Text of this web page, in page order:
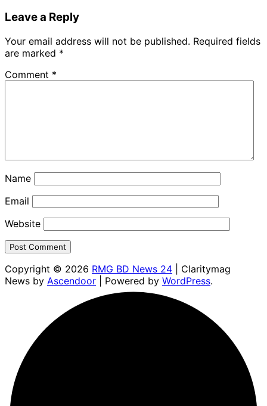
Leave a Reply
Your email address will not be published. Required fields
are marked *
Comment *
Name
Email
Website
Copyright © 2026 RMG BD News 24 | Claritymag
News by Ascendoor | Powered by WordPress.